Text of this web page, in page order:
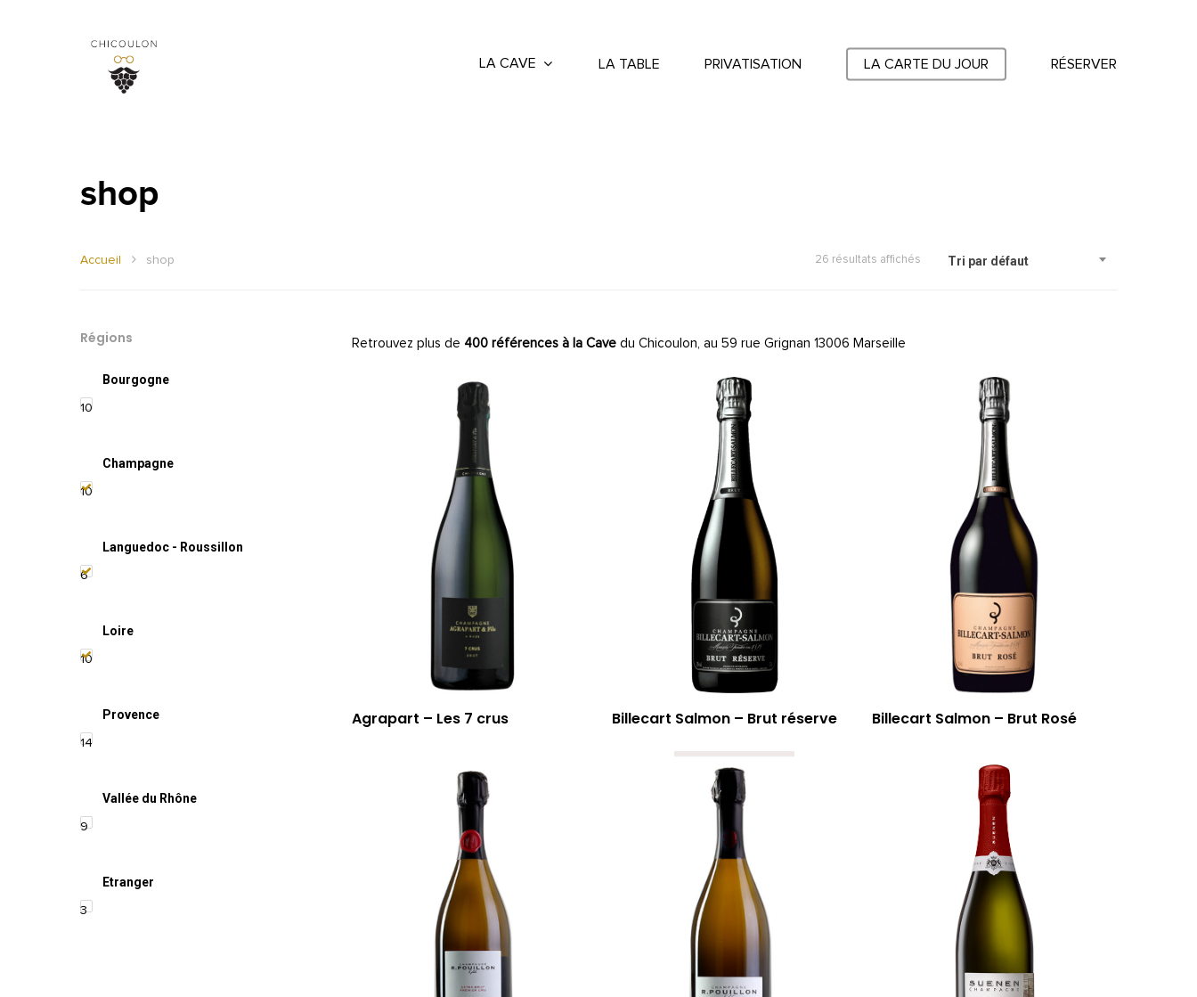
LA CAVE LA TABLE PRIVATISATION LA CARTE DU JOUR RÉSERVER
shop
Tri par défaut
26 résultats affichés
Accueil shop
Régions
Bourgogne
10
Champagne
10
Languedoc - Roussillon
6
Loire
10
Provence
14
Vallée du Rhône
9
Etranger
3
Retrouvez plus de 400 références à la Cave du Chicoulon, au 59 rue Grignan 13006 Marseille
Agrapart – Les 7 crus Billecart Salmon – Brut réserve Billecart Salmon – Brut Rosé